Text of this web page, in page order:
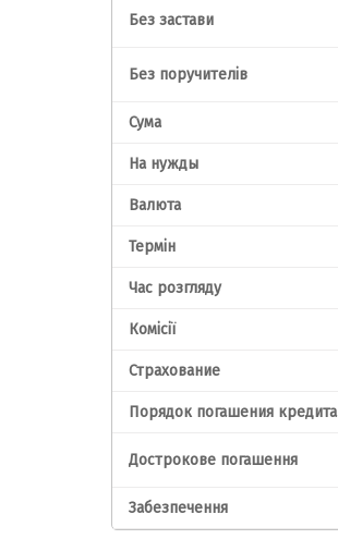
Без застави
Без поручителів
Сума
На нужды
Валюта
Термін
Час розгляду
Комісії
Страхование
Порядок погашения кредита
Дострокове погашення
Забезпечення